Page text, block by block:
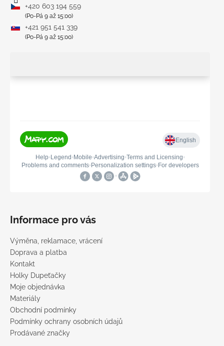
+420 603 194 559
(Po-Pá 9 až 15:00)
+421 951 541 339
(Po-Pá 9 až 15:00)
Informace pro vás
Výměna, reklamace, vrácení
Doprava a platba
Kontakt
Holky Dupeťačky
Moje objednávka
Materiály
Obchodní podmínky
Podmínky ochrany osobních údajů
Prodávané značky